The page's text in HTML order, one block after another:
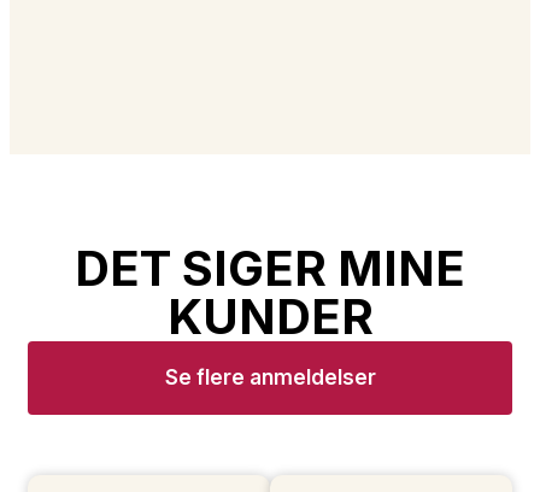
DET SIGER MINE
KUNDER​
Se flere anmeldelser